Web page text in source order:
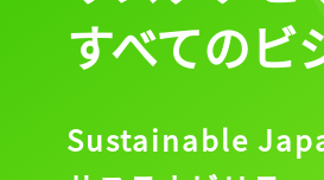
すべてのビ
Sustainable